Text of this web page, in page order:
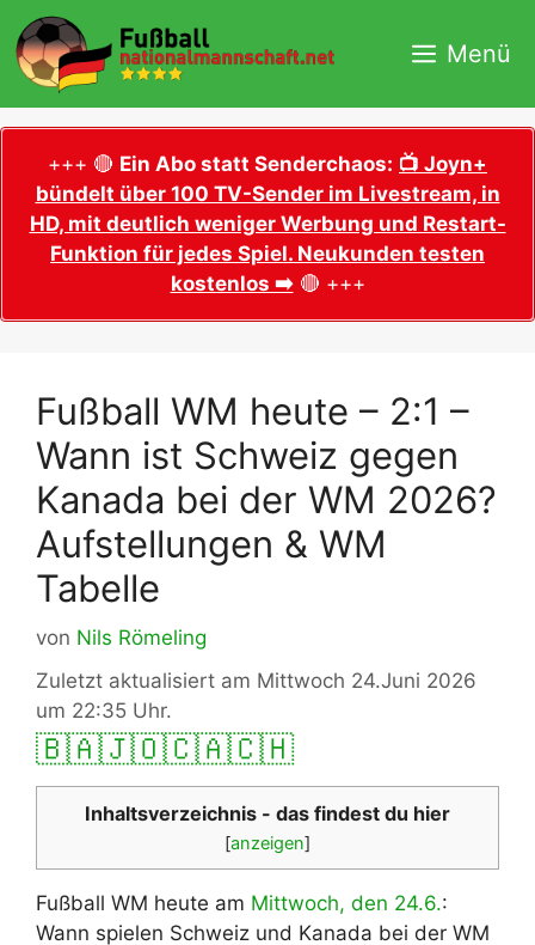
Zum
Inhalt
springen
Menü
+++ 🔴 Ein Abo statt Senderchaos: 📺 Joyn+
bündelt über 100 TV-Sender im Livestream, in
HD, mit deutlich weniger Werbung und Restart-
Funktion für jedes Spiel. Neukunden testen
kostenlos ➡️🔴 +++
Fußball WM heute – 2:1 –
Wann ist Schweiz gegen
Kanada bei der WM 2026?
Aufstellungen & WM
Tabelle
von Nils Römeling
Zuletzt aktualisiert am Mittwoch 24.Juni 2026
um 22:35 Uhr.
🇧🇦🇯🇴🇨🇦🇨🇭
Inhaltsverzeichnis - das findest du hier
[anzeigen]
Fußball WM heute am Mittwoch, den 24.6.:
Wann spielen Schweiz und Kanada bei der WM